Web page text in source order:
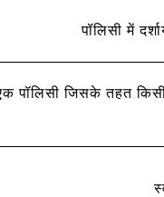
पॉलिसी में
पॉलिसी जिसके तहत